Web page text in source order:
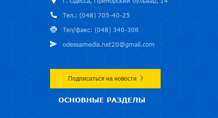
Тел.: (048) 705-40-25
Тел/факс: (048) 340-308
odessamedia.net20@gmail.com
Подписаться на новости
ОСНОВНЫЕ РАЗДЕЛЫ